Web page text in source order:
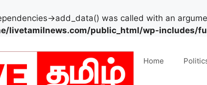
>add_data() was called with an
livetamilnews.com/public_html/wp-includes/
Home